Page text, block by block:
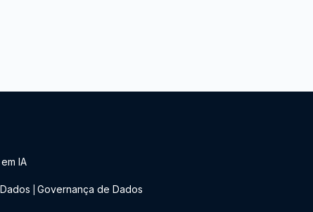
IA
Governança de Dados